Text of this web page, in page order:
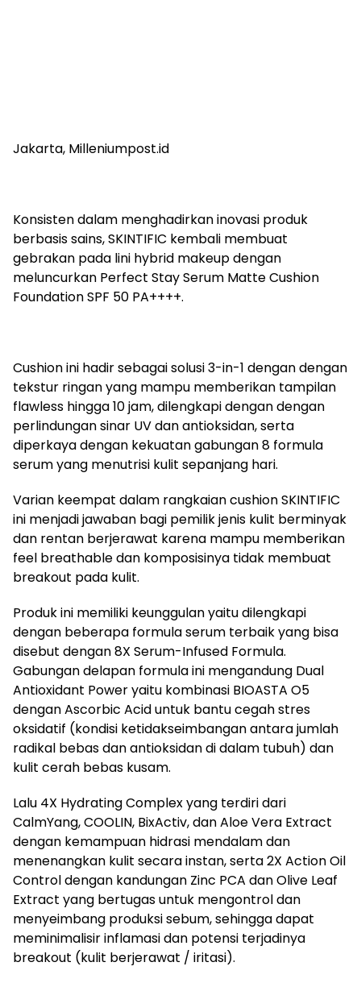
Jakarta, Milleniumpost.id
Konsisten dalam menghadirkan inovasi produk
berbasis sains, SKINTIFIC kembali membuat
gebrakan pada lini hybrid makeup dengan
meluncurkan Perfect Stay Serum Matte Cushion
Foundation SPF 50 PA++++.
Cushion ini hadir sebagai solusi 3-in-1 dengan dengan
tekstur ringan yang mampu memberikan tampilan
flawless hingga 10 jam, dilengkapi dengan dengan
perlindungan sinar UV dan antioksidan, serta
diperkaya dengan kekuatan gabungan 8 formula
serum yang menutrisi kulit sepanjang hari.
Varian keempat dalam rangkaian cushion SKINTIFIC
ini menjadi jawaban bagi pemilik jenis kulit berminyak
dan rentan berjerawat karena mampu memberikan
feel breathable dan komposisinya tidak membuat
breakout pada kulit.
Produk ini memiliki keunggulan yaitu dilengkapi
dengan beberapa formula serum terbaik yang bisa
disebut dengan 8X Serum-Infused Formula.
Gabungan delapan formula ini mengandung Dual
Antioxidant Power yaitu kombinasi BIOASTA O5
dengan Ascorbic Acid untuk bantu cegah stres
oksidatif (kondisi ketidakseimbangan antara jumlah
radikal bebas dan antioksidan di dalam tubuh) dan
kulit cerah bebas kusam.
Lalu 4X Hydrating Complex yang terdiri dari
CalmYang, COOLIN, BixActiv, dan Aloe Vera Extract
dengan kemampuan hidrasi mendalam dan
menenangkan kulit secara instan, serta 2X Action Oil
Control dengan kandungan Zinc PCA dan Olive Leaf
Extract yang bertugas untuk mengontrol dan
menyeimbang produksi sebum, sehingga dapat
meminimalisir inflamasi dan potensi terjadinya
breakout (kulit berjerawat / iritasi).